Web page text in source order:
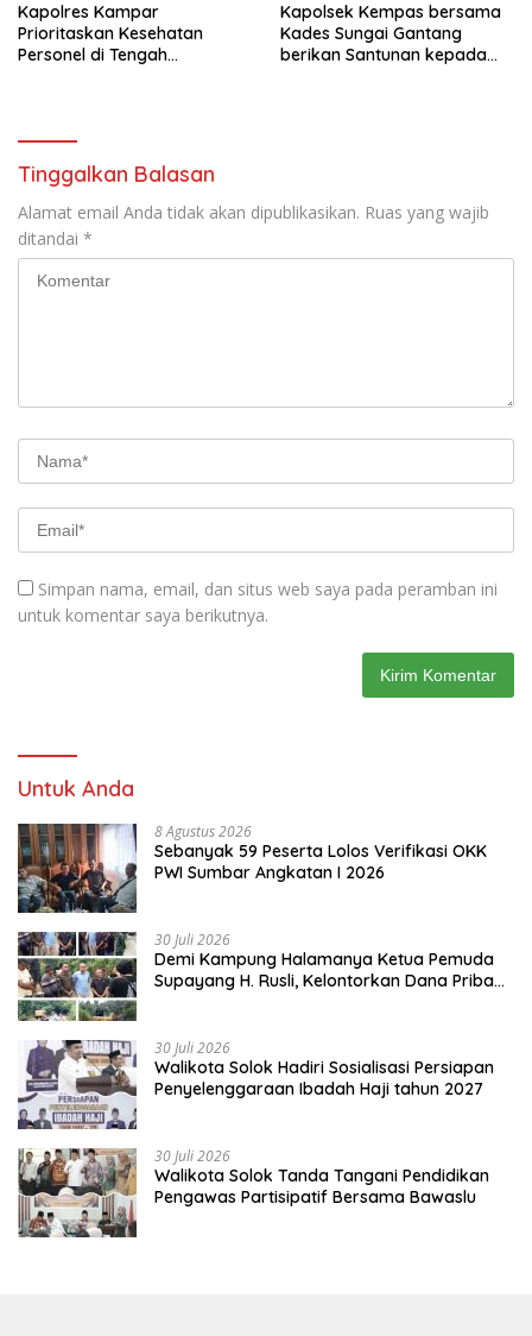
Pengeroyokan di Jalan Raya
Kubang Jaya
Kapolres Kampar
Prioritaskan Kesehatan
Personel di Tengah
Kapolsek Kempas bersama
Kades Sungai Gantang
berikan Santunan kepada
Tinggalkan Balasan
Alamat email Anda tidak akan dipublikasikan. Ruas yang wajib
ditandai *
Simpan nama, email, dan situs web saya pada peramban ini
untuk komentar saya berikutnya.
Untuk Anda
8 Agustus 2026
Sebanyak 59 Peserta Lolos Verifikasi OKK
PWI Sumbar Angkatan I 2026
30 Juli 2026
Demi Kampung Halamanya Ketua Pemuda
Supayang H. Rusli, Kelontorkan Dana Pribadi
30 Juli 2026
Walikota Solok Hadiri Sosialisasi Persiapan
Penyelenggaraan Ibadah Haji tahun 2027
30 Juli 2026
Walikota Solok Tanda Tangani Pendidikan
Pengawas Partisipatif Bersama Bawaslu